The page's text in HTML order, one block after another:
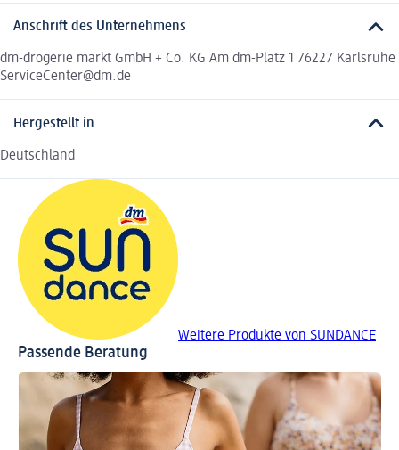
Anschrift des Unternehmens
dm-drogerie markt GmbH + Co. KG Am dm-Platz 1 76227 Karlsruhe
ServiceCenter@dm.de
Hergestellt in
Deutschland
Weitere Produkte von SUNDANCE
Passende Beratung